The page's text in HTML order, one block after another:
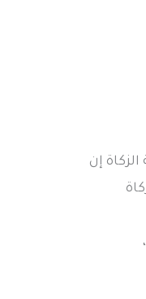
لجباية الزكاة إن
1405هـ،